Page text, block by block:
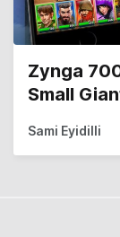
Zynga
Small
Sami Eyidilli